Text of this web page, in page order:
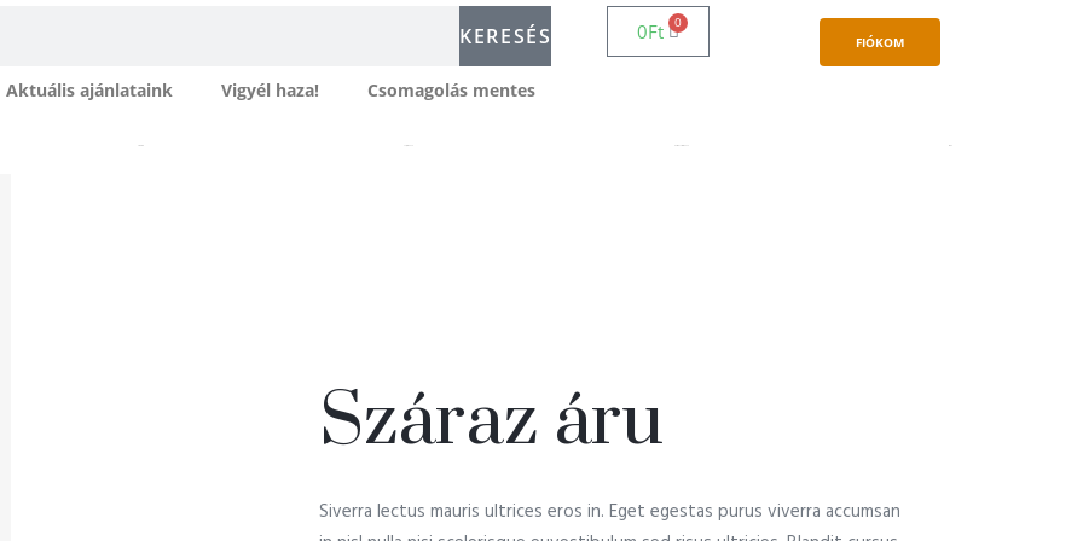
KERESÉS 0Ft
0
FIÓKOM
Aktuális ajánlataink Vigyél haza! Csomagolás mentes
Száraz áru
Siverra lectus mauris ultrices eros in. Eget egestas purus viverra accumsan